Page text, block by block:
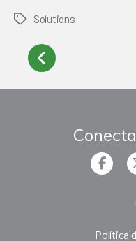
TagsSolutions
Política